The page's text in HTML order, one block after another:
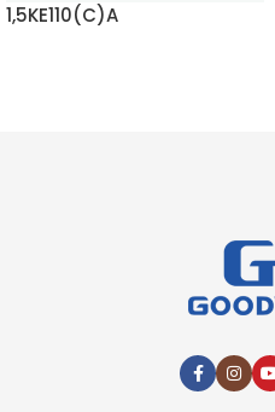
1,5KE110(C)A